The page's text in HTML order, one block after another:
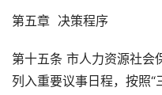
第五章 决策程序
第十五条 市人力资源社会
列入重要议事日程，按照